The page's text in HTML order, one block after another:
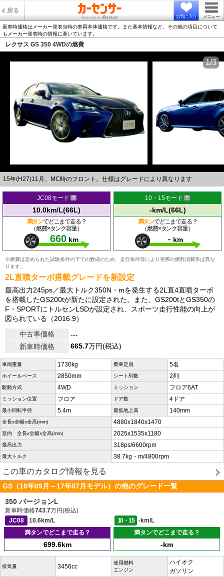
戻る
お気に入り メニュー
新車時価格はメーカー発表当時の車両本体価格です。また基本情報など、その他の項目について
もメーカー発表時の情報に基いています。
レクサス GS 350 4WDの燃費
15年(H27)11月、MC時のフロント。仕様はグレードにより異なります
1/3
JC08モード
10.0km/L(66L)
満タンでどこまで走る？
（燃費×タンク容量）
660 km
10・15モード
-km/L(66L)
満タンでどこまで走る？
（燃費×タンク容量）
- km
※燃費は定められた試験条件の下での数値のため、走行条件等により実際の燃料消費率は異な
ります。
2L直噴ターボ搭載グレードを新設定
最高出力245ps／最大トルク350N・mを発生する2L直4直噴ターボ
を搭載したGS200tが新たに設定された。また、GS200tとGS350の
F・SPORTにトルセンLSDが設定され、スポーツ走行性能の向上が
図られている（2016.9）
中古車価格
---
新車時価格
665.7万円(税込)
車両重量 1730kg 乗車定員 5名
ホイールベース 2850mm シート列数 2列
駆動方式 4WD ミッション フロア6AT
ミッション位置 フロア ドア数 4ドア
最小回転半径 5.4m 最低地上高 140mm
全長x全幅x全高(mm) 4880x1840x1470
室内 全長x全幅x全高(mm) 2025x1535x1180
最高出力 318ps/6600rpm
最大トルク 38.7kg・m/4800rpm
この車のカタログ情報を見る
GS（16年09月～17年07月モデル）の他のグレード一覧
350 バージョンL
新車時価格743.7万円(税込)
JC08
10.6km/L 10・15
-km/L
満タンでどこまで走る？
699.6km
満タンでどこまで走る？
-km
排気量 3456cc
使用燃料
エンジン
ハイオク
ガソリン